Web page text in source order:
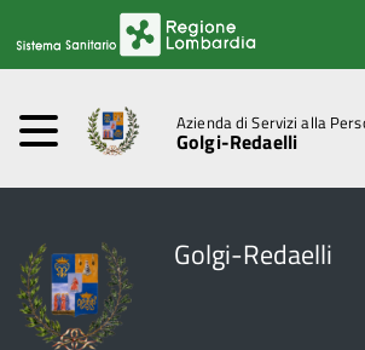
Azienda di Servizi alla
Golgi-Redaelli
Golgi-Redaelli